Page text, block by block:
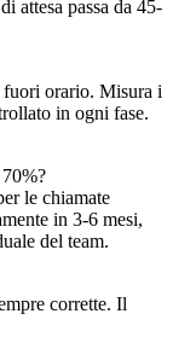
attesa passa da 45-
orario. Misura i
in ogni fase.
le chiamate
in 3-6 mesi,
del team.
corrette. Il